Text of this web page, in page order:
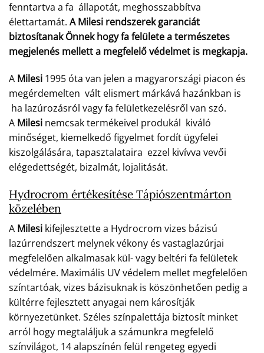
fenntartva a fa állapotát, meghosszabbítva
élettartamát. A Milesi rendszerek garanciát
biztosítanak Önnek hogy fa felülete a természetes
megjelenés mellett a megfelelő védelmet is megkapja.
A Milesi 1995 óta van jelen a magyarországi piacon és
megérdemelten vált elismert márkává hazánkban is
ha lazúrozásról vagy fa felületkezelésről van szó.
A Milesi nemcsak termékeivel produkál kiváló
minőséget, kiemelkedő figyelmet fordít ügyfelei
kiszolgálására, tapasztalataira ezzel kivívva vevői
elégedettségét, bizalmát, lojalitását.
Hydrocrom értékesítése Tápiószentmárton
közelében
A Milesi kifejlesztette a Hydrocrom vizes bázisú
lazúrrendszert melynek vékony és vastaglazúrjai
megfelelően alkalmasak kül- vagy beltéri fa felületek
védelmére. Maximális UV védelem mellet megfelelően
színtartóak, vizes bázisuknak is köszönhetően pedig a
kültérre fejlesztett anyagai nem károsítják
környezetünket. Széles színpalettája biztosít minket
arról hogy megtaláljuk a számunkra megfelelő
színvilágot, 14 alapszínén felül rengeteg egyedi